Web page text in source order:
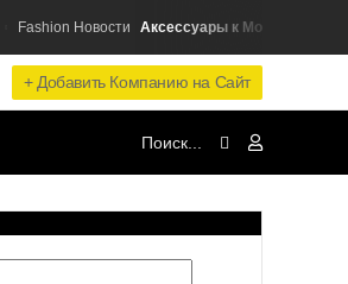
Новости Аксессуары к Mocha Mousse:
+ Добавить Компанию на Сайт